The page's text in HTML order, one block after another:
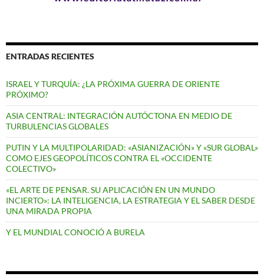
ENTRADAS RECIENTES
ISRAEL Y TURQUÍA: ¿LA PRÓXIMA GUERRA DE ORIENTE
PRÓXIMO?
ASIA CENTRAL: INTEGRACIÓN AUTÓCTONA EN MEDIO DE
TURBULENCIAS GLOBALES
PUTIN Y LA MULTIPOLARIDAD: «ASIANIZACIÓN» Y «SUR GLOBAL»
COMO EJES GEOPOLÍTICOS CONTRA EL «OCCIDENTE
COLECTIVO»
«EL ARTE DE PENSAR. SU APLICACIÓN EN UN MUNDO
INCIERTO»: LA INTELIGENCIA, LA ESTRATEGIA Y EL SABER DESDE
UNA MIRADA PROPIA
Y EL MUNDIAL CONOCIÓ A BURELA